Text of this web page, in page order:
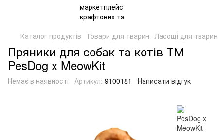
Каталог продуктів Товари для тварин Ласощі для тварин
Пряники для собак та котів ТМ
PesDog x MeowKit
Немає в наявності Артикул: 9100181 Написати відгук